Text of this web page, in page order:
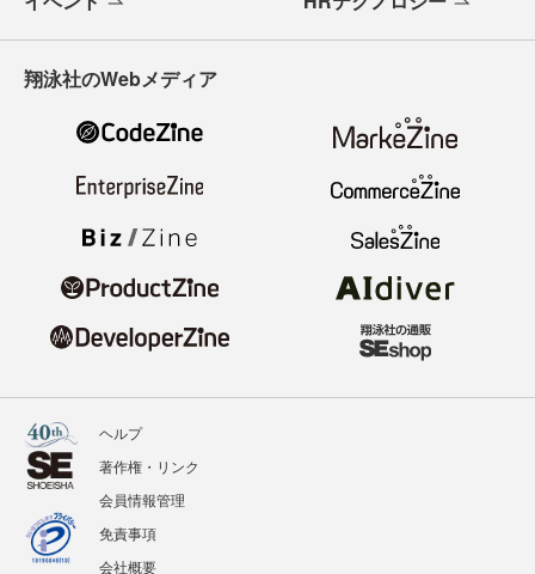
翔泳社のWebメディア
ヘルプ
著作権・リンク
会員情報管理
免責事項
会社概要